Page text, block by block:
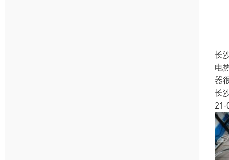
长
电
器
长
21-